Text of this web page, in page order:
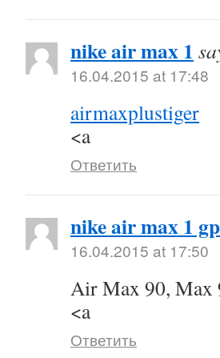
nike air max 1
16.04.2015 at 17:48
airmaxplustiger
<a
Ответить
nike air max 1
16.04.2015 at 17:50
Air Max 90, Max
<a
Ответить